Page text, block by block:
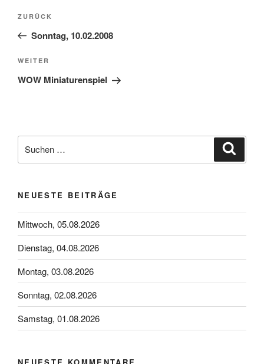
Beitragsnavigation
Vorheriger
Beitrag
ZURÜCK
Sonntag, 10.02.2008
Nächster
Beitrag
WEITER
WOW Miniaturenspiel
nach:
NEUESTE BEITRÄGE
Mittwoch, 05.08.2026
Dienstag, 04.08.2026
Montag, 03.08.2026
Sonntag, 02.08.2026
Samstag, 01.08.2026